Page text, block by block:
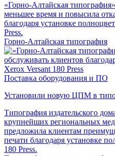
«Горно-Алтайская
меньшее время и повысила
благодаря установке
Press.
Горно-Алтайская типография
Поставка оборудования и ПО
Установили новую ЦПМ в
Типография издательского
крупнейших региональных
предложила клиентам
печати благодаря установке
180 Press.